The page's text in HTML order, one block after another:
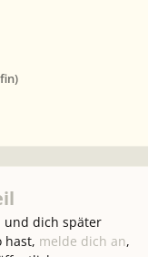
und dich später
hast, melde dich an,